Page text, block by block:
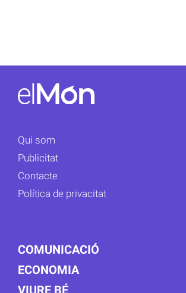
Qui som
Publicitat
Contacte
Política de privacitat
COMUNICACIÓ
ECONOMIA
VIURE BÉ